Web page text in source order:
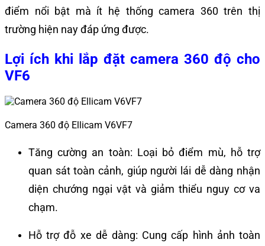
điểm nổi bật mà ít hệ thống camera 360 trên thị
trường hiện nay đáp ứng được.
Lợi ích khi lắp đặt camera 360 độ cho
VF6
Camera 360 độ Ellicam V6VF7
Tăng cường an toàn: Loại bỏ điểm mù, hỗ trợ
quan sát toàn cảnh, giúp người lái dễ dàng nhận
diện chướng ngại vật và giảm thiểu nguy cơ va
chạm.
Hỗ trợ đỗ xe dễ dàng: Cung cấp hình ảnh toàn